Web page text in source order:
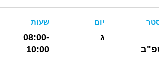
יום
ג
שעות
08:00-
10:00